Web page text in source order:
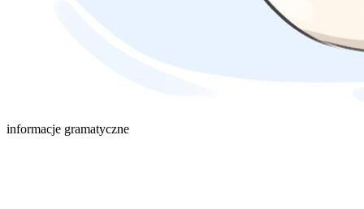
informacje gramatyczne